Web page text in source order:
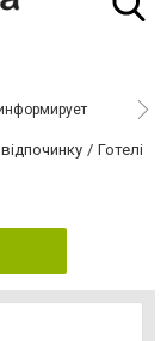
Готелі